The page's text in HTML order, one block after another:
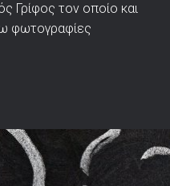
Γρίφος τον οποίο και
φωτογραφίες